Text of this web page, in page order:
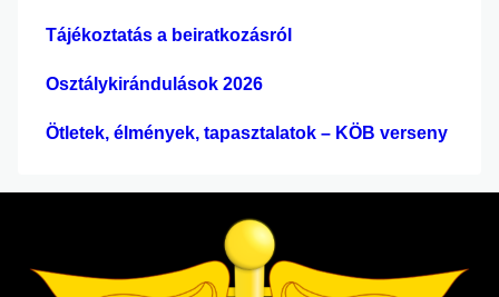
Tájékoztatás a beiratkozásról
Osztálykirándulások 2026
Ötletek, élmények, tapasztalatok – KÖB verseny